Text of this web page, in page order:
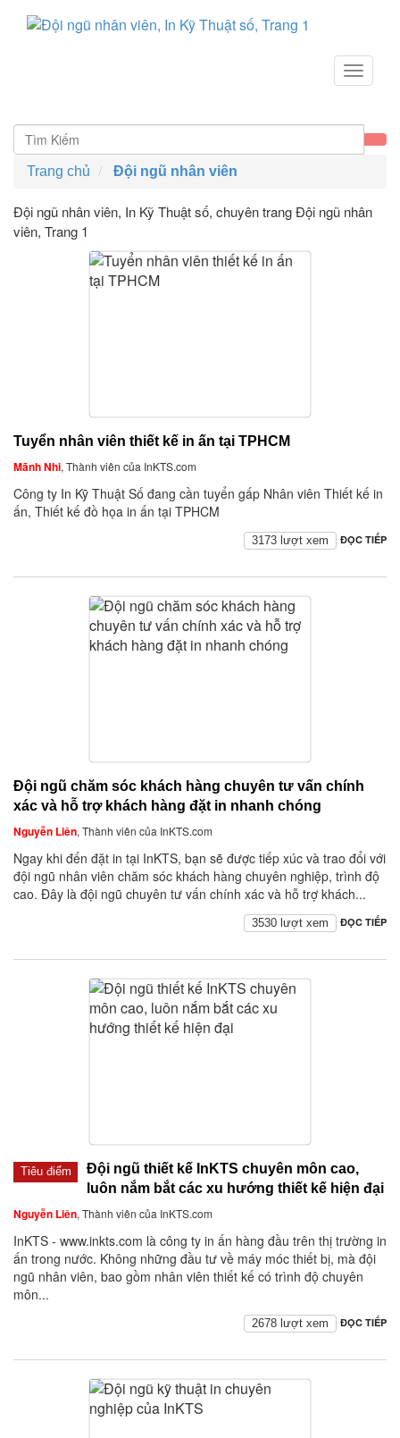
Toggle
Trang chủ Đội ngũ nhân viên
Đội ngũ nhân viên, In Kỹ Thuật số, chuyên trang Đội ngũ nhân
viên, Trang 1
Tuyển nhân viên thiết kế in ấn tại TPHCM
Mãnh Nhi, Thành viên của InKTS.com
Công ty In Kỹ Thuật Số đang cần tuyển gấp Nhân viên Thiết kế in
ấn, Thiết kế đồ họa in ấn tại TPHCM
ĐỌC TIẾP
3173 lượt xem
Đội ngũ chăm sóc khách hàng chuyên tư vấn chính
xác và hỗ trợ khách hàng đặt in nhanh chóng
Nguyễn Liên, Thành viên của InKTS.com
Ngay khi đến đặt in tại InKTS, bạn sẽ được tiếp xúc và trao đổi với
đội ngũ nhân viên chăm sóc khách hàng chuyên nghiệp, trình độ
cao. Đây là đội ngũ chuyên tư vấn chính xác và hỗ trợ khách...
ĐỌC TIẾP
3530 lượt xem
Tiêu điểm
Đội ngũ thiết kế InKTS chuyên môn cao,
luôn nắm bắt các xu hướng thiết kế hiện đại
Nguyễn Liên, Thành viên của InKTS.com
InKTS - www.inkts.com là công ty in ấn hàng đầu trên thị trường in
ấn trong nước. Không những đầu tư về máy móc thiết bị, mà đội
ngũ nhân viên, bao gồm nhân viên thiết kế có trình độ chuyên
môn...
ĐỌC TIẾP
2678 lượt xem